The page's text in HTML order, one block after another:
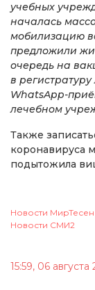
учебных
началась
мобилизацию
предложили
очередь на
в
WhatsApp-
лечебном
Также
коронавируса
подытожила
Новости МирТесен
Новости СМИ2
15:59, 06 августа